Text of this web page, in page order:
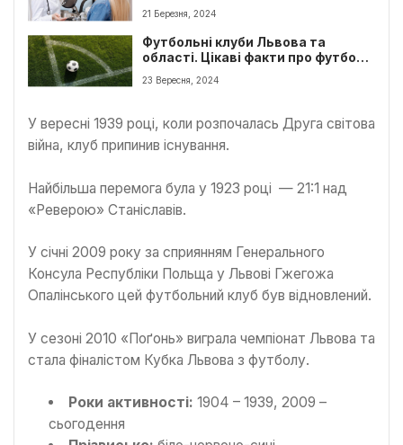
21 Березня, 2024
Футбольні клуби Львова та
області. Цікаві факти про футбол у
23 Вересня, 2024
У вересні 1939 році, коли розпочалась Друга світова
війна, клуб припинив існування.
Найбільша перемога була у 1923 році — 21:1 над
«Реверою» Станіславів.
У січні 2009 року за сприянням Генерального
Консула Республіки Польща у Львові Гжегожа
Опалінського цей футбольний клуб був відновлений.
У сезоні 2010 «Поґонь» виграла чемпіонат Львова та
стала фіналістом Кубка Львова з футболу.
Роки активності: 1904 – 1939, 2009 –
сьогодення